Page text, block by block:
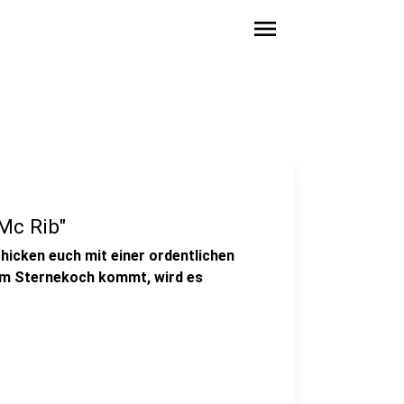
menu
Rib"
euch mit einer ordentlichen
Sternekoch kommt, wird es